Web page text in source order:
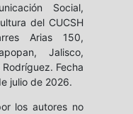
Social,
del CUCSH
Arias 150,
Jalisco,
Fecha
julio de 2026.
los autores no